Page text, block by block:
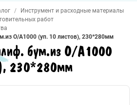
Инструмент и расходные материалы
работ
О/А1000 (уп. 10 листов), 230*280мм
бум.из О/А1000
230*280мм